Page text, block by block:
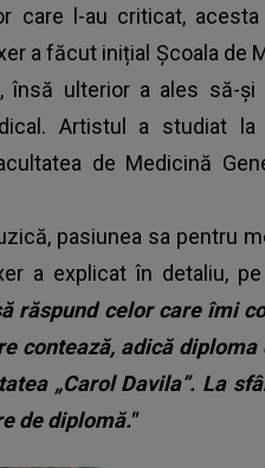
care l-au criticat,
a făcut inițial Școala de
însă ulterior a ales să-
Artistul a studiat la
de Medicină
pasiunea sa pentru
a explicat în detaliu,
răspund celor care îmi
contează, adică
„Carol Davila”. La
de diplomă."